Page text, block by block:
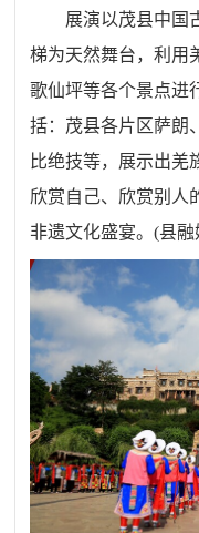
展演以茂县中国
梯为天然舞台，利用
歌仙坪等各个景点进
括：茂县各片区萨朗
比绝技等，展示出羌
欣赏自己、欣赏别人
非遗文化盛宴。(县融